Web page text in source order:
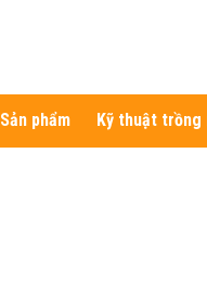
Sản phẩm Kỹ thuật trồng